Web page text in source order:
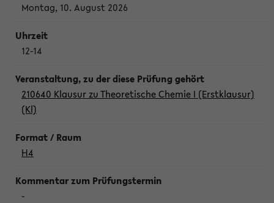
Montag, 10. August 2026
12-14
210640 Klausur zu Theoretische Chemie I (Erstklausur)
(Kl)
H4
-